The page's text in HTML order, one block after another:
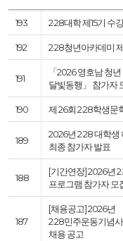
193 2·28대학 제15기 수
192 2·28청년아카데미
191
「2026 영호남 청
달빛동행」 참가자
190 제 26회 2·28학생문
189
2026년 2·28 대학
최종 참가자 발표
188
[기간연장] 2026년
프로그램 참가자 모
187
[채용공고] 2026년
2·28민주운동기념
채용 공고